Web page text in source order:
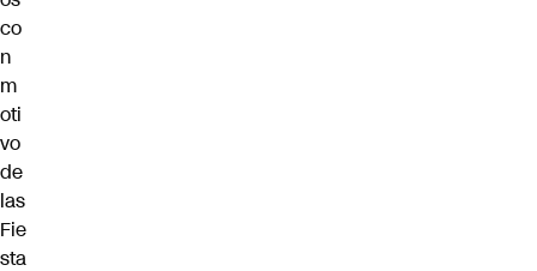
co
n
m
oti
vo
de
las
Fie
sta